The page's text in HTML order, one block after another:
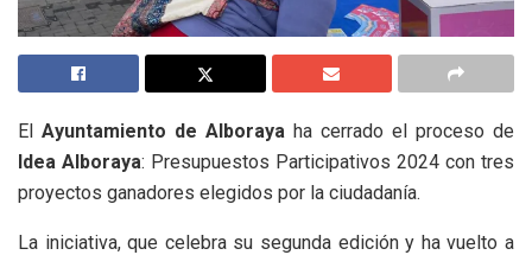
El Ayuntamiento de Alboraya ha cerrado el proceso de
Idea Alboraya: Presupuestos Participativos 2024 con tres
proyectos ganadores elegidos por la ciudadanía.
La iniciativa, que celebra su segunda edición y ha vuelto a